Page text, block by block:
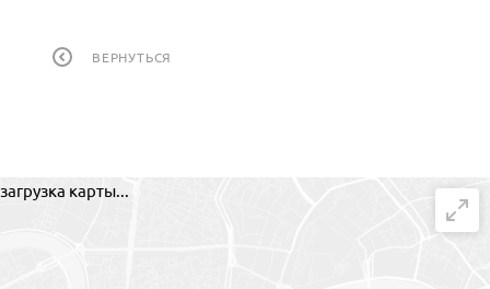
ВЕРНУТЬСЯ
загрузка карты...